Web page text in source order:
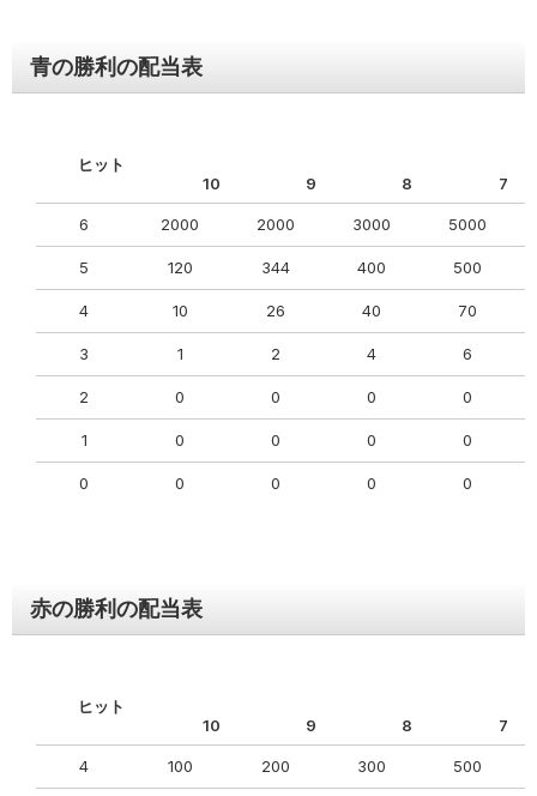
青の勝利の配当表
ヒット
10
9 8 7
6 2000 2000 3000 5000
5 120 344 400 500
4 10 26 40 70
3 1 2 4 6
2 0 0 0 0
1 0 0 0 0
0 0 0 0 0
赤の勝利の配当表
ヒット
10
9 8 7
4 100 200 300 500